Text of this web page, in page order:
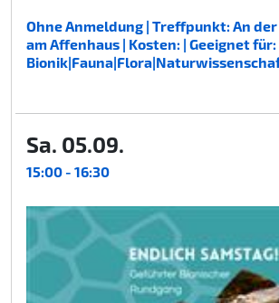
Ohne Anmeldung | Treffpunkt: An
am Affenhaus | Kosten: | Geeignet
Sa. 05.09.
15:00 - 16:30